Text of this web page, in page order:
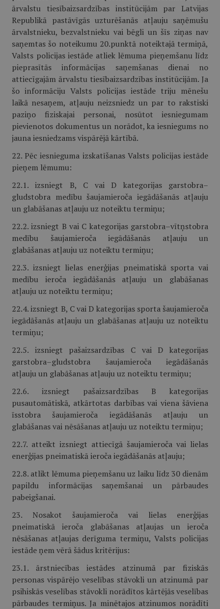
ārvalstu tiesībaizsardzības institūcijām par Latvijas
Republikā pastāvīgās uzturēšanās atļauju saņēmušu
ārvalstnieku, bezvalstnieku vai bēgli un šīs ziņas nav
saņemtas šo noteikumu 20.punktā noteiktajā termiņā,
Valsts policijas iestāde atliek lēmuma pieņemšanu līdz
pieprasītās informācijas saņemšanas dienai no
attiecīgajām ārvalstu tiesībaizsardzības institūcijām. Ja
šo informāciju Valsts policijas iestāde triju mēnešu
laikā nesaņem, atļauju neizsniedz un par to rakstiski
paziņo fiziskajai personai, nosūtot iesniegumam
pievienotos dokumentus un norādot, ka iesniegums no
jauna iesniedzams vispārējā kārtībā.
22. Pēc iesnieguma izskatīšanas Valsts policijas iestāde
pieņem lēmumu:
22.1. izsniegt B, C vai D kategorijas garstobra–
gludstobra medību šaujamieroča iegādāšanās atļauju
un glabāšanas atļauju uz noteiktu termiņu;
22.2. izsniegt B vai C kategorijas garstobra–vītņstobra
medību šaujamieroča iegādāšanās atļauju un
glabāšanas atļauju uz noteiktu termiņu;
22.3. izsniegt lielas enerģijas pneimatiskā sporta vai
medību ieroča iegādāšanās atļauju un glabāšanas
atļauju uz noteiktu termiņu;
22.4. izsniegt B, C vai D kategorijas sporta šaujamieroča
iegādāšanās atļauju un glabāšanas atļauju uz noteiktu
termiņu;
22.5. izsniegt pašaizsardzības C vai D kategorijas
garstobra–gludstobra šaujamieroča iegādāšanās
atļauju un glabāšanas atļauju uz noteiktu termiņu;
22.6. izsniegt pašaizsardzības B kategorijas
pusautomātiskā, atkārtotas darbības vai viena šāviena
īsstobra šaujamieroča iegādāšanās atļauju un
glabāšanas vai nēsāšanas atļauju uz noteiktu termiņu;
22.7. atteikt izsniegt attiecīgā šaujamieroča vai lielas
enerģijas pneimatiskā ieroča iegādāšanās atļauju;
22.8. atlikt lēmuma pieņemšanu uz laiku līdz 30 dienām
papildu informācijas saņemšanai un pārbaudes
pabeigšanai.
23. Nosakot šaujamieroča vai lielas enerģijas
pneimatiskā ieroča glabāšanas atļaujas un ieroča
nēsāšanas atļaujas derīguma termiņu, Valsts policijas
iestāde ņem vērā šādus kritērijus:
23.1. ārstniecības iestādes atzinumā par fiziskās
personas vispārējo veselības stāvokli un atzinumā par
psihiskās veselības stāvokli norādītos kārtējās veselības
pārbaudes termiņus. Ja minētajos atzinumos norādīti